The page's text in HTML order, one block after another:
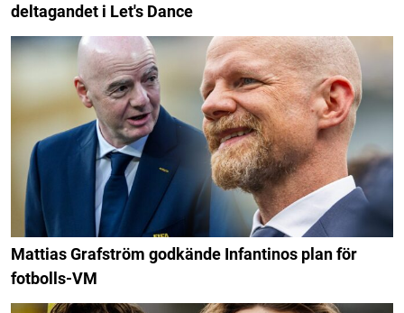
deltagandet i Let's Dance
Mattias Grafström godkände Infantinos plan för
fotbolls-VM